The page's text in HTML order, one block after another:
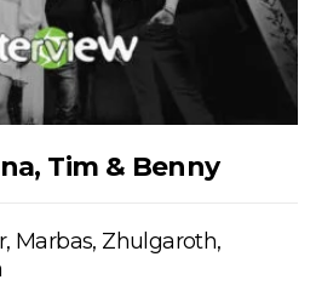
Tim & Benny
Marbas, Zhulgaroth,